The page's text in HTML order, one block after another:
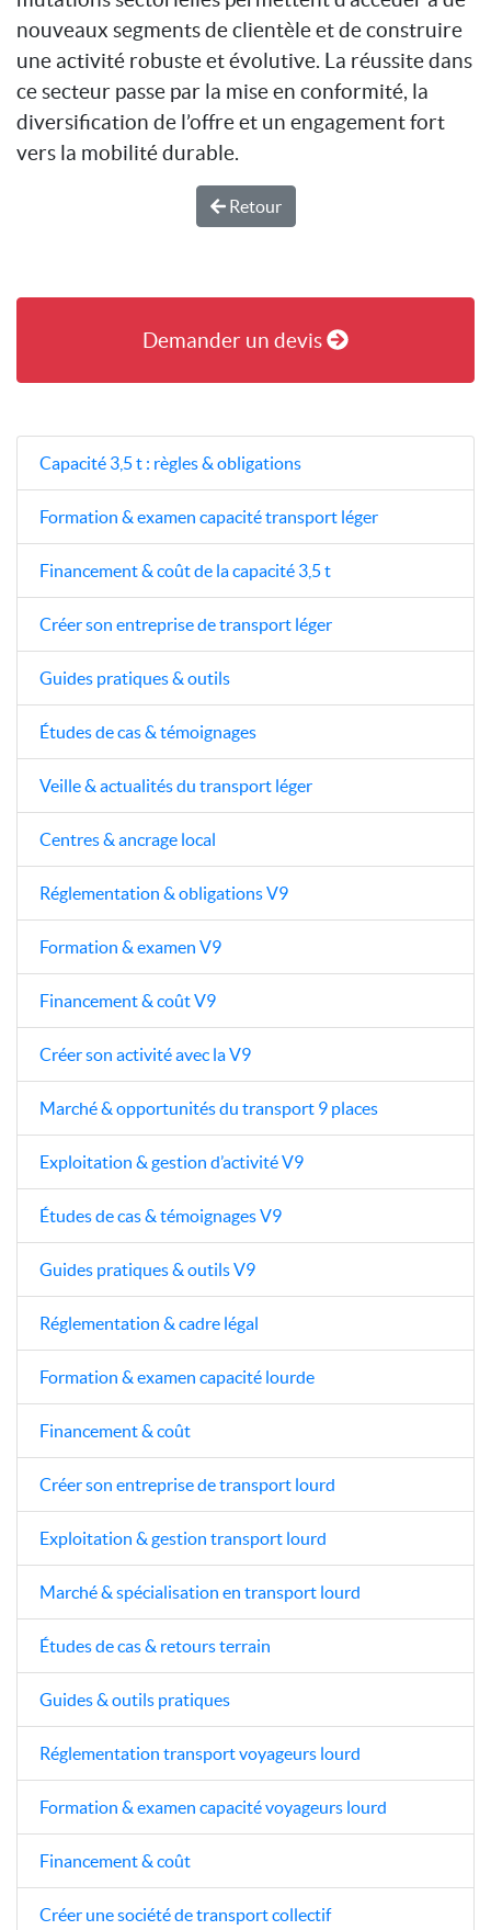
nouveaux segments de clientèle et de construire
une activité robuste et évolutive. La réussite dans
ce secteur passe par la mise en conformité, la
diversification de l’offre et un engagement fort
vers la mobilité durable.
Retour
Demander un devis
Capacité 3,5 t : règles & obligations
Formation & examen capacité transport léger
Financement & coût de la capacité 3,5 t
Créer son entreprise de transport léger
Guides pratiques & outils
Études de cas & témoignages
Veille & actualités du transport léger
Centres & ancrage local
Réglementation & obligations V9
Formation & examen V9
Financement & coût V9
Créer son activité avec la V9
Marché & opportunités du transport 9 places
Exploitation & gestion d’activité V9
Études de cas & témoignages V9
Guides pratiques & outils V9
Réglementation & cadre légal
Formation & examen capacité lourde
Financement & coût
Créer son entreprise de transport lourd
Exploitation & gestion transport lourd
Marché & spécialisation en transport lourd
Études de cas & retours terrain
Guides & outils pratiques
Réglementation transport voyageurs lourd
Formation & examen capacité voyageurs lourd
Financement & coût
Créer une société de transport collectif